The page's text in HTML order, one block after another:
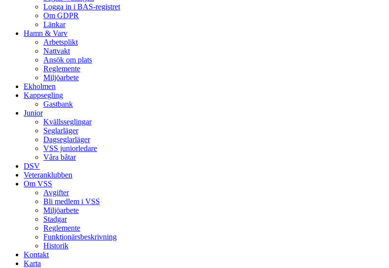
Logga in i BAS-registret
Om GDPR
Länkar
Hamn & Varv
Arbetsplikt
Nattvakt
Ansök om plats
Reglemente
Miljöarbete
Ekholmen
Kappsegling
Gastbank
Junior
Kvällsseglingar
Seglarläger
Dagseglarläger
VSS juniorledare
Våra båtar
DSV
Veteranklubben
Om VSS
Avgifter
Bli medlem i VSS
Miljöarbete
Stadgar
Reglemente
Funktionärsbeskrivning
Historik
Kontakt
Karta